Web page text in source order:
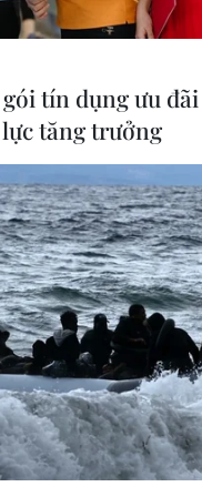
Rishi Sunak lần
nhậm chức
Sunak thực hiện
để gặp Tổng thống
và xác nhận sự ủng
tín dụng ưu
tăng trưởng